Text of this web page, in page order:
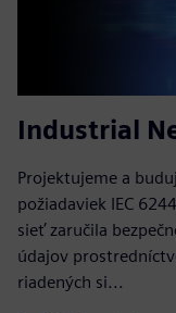
Industrial
Projektujeme a
požiadaviek IEC
sieť zaručila
údajov
riadených si...